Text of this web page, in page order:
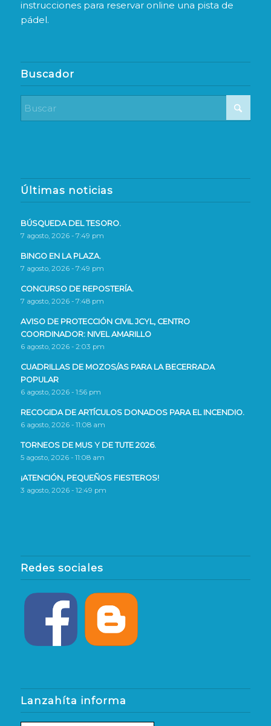
instrucciones para reservar online una pista de
pádel.
Buscador
Últimas noticias
BÚSQUEDA DEL TESORO.
7 agosto, 2026 - 7:49 pm
BINGO EN LA PLAZA.
7 agosto, 2026 - 7:49 pm
CONCURSO DE REPOSTERÍA.
7 agosto, 2026 - 7:48 pm
AVISO DE PROTECCIÓN CIVIL JCYL, CENTRO
COORDINADOR: NIVEL AMARILLO
6 agosto, 2026 - 2:03 pm
CUADRILLAS DE MOZOS/AS PARA LA BECERRADA
POPULAR
6 agosto, 2026 - 1:56 pm
RECOGIDA DE ARTÍCULOS DONADOS PARA EL INCENDIO.
6 agosto, 2026 - 11:08 am
TORNEOS DE MUS Y DE TUTE 2026.
5 agosto, 2026 - 11:08 am
¡ATENCIÓN, PEQUEÑOS FIESTEROS!
3 agosto, 2026 - 12:49 pm
Redes sociales
Lanzahíta informa